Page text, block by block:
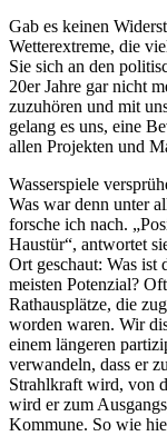
Gab es keinen
Wetterextreme, die
Sie sich an den
20er Jahre gar nicht
zuzuhören und mit
gelang es uns, eine
allen Projekten und
Wasserspiele
Was war denn unter
forsche ich nach.
Haustür“, antwortet
Ort geschaut: Was ist
meisten Potenzial?
Rathausplätze, die
worden waren. Wir
einem längeren
verwandeln, dass er
Strahlkraft wird, von
wird er zum
Kommune. So wie